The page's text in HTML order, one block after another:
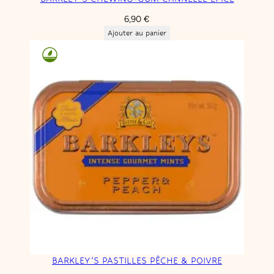
n
V
e
r
t
6,90 €
Ajouter au panier
BARKLEY’S PASTILLES PÊCHE & POIVRE